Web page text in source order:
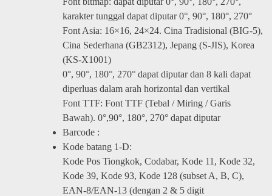
karakter tunggal dapat diputar 0°, 90°, 180°, 270°
Font Asia: 16×16, 24×24. Cina Tradisional (BIG-5),
Cina Sederhana (GB2312), Jepang (S-JIS), Korea
(KS-X1001)
0°, 90°, 180°, 270° dapat diputar dan 8 kali dapat
diperluas dalam arah horizontal dan vertikal
Font TTF: Font TTF (Tebal / Miring / Garis
Bawah). 0°,90°, 180°, 270° dapat diputar
Barcode :
Kode batang 1-D:
Kode Pos Tiongkok, Codabar, Kode 11, Kode 32,
Kode 39, Kode 93, Kode 128 (subset A, B, C),
EAN-8/EAN-13 (dengan 2 & 5 digit